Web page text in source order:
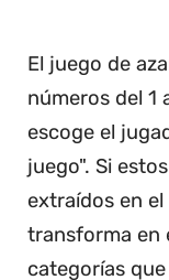
El juego de
números del 1
escoge el
juego". Si
extraídos en
transforma en
categorías